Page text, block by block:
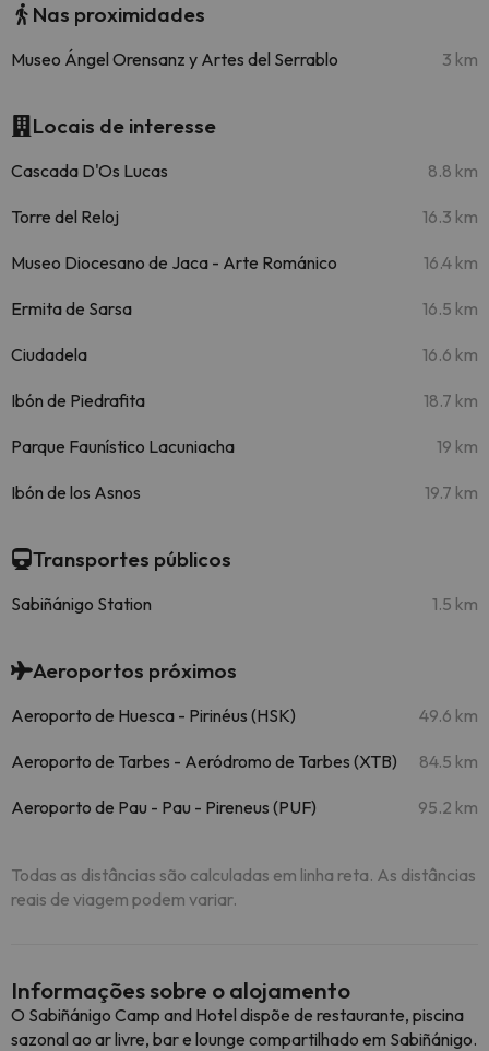
Nas proximidades
Museo Ángel Orensanz y Artes del Serrablo 3 km
Locais de interesse
Cascada D'Os Lucas 8.8 km
Torre del Reloj 16.3 km
Museo Diocesano de Jaca - Arte Románico 16.4 km
Ermita de Sarsa 16.5 km
Ciudadela 16.6 km
Ibón de Piedrafita 18.7 km
Parque Faunístico Lacuniacha 19 km
Ibón de los Asnos 19.7 km
Transportes públicos
Sabiñánigo Station 1.5 km
Aeroportos próximos
Aeroporto de Huesca - Pirinéus (HSK) 49.6 km
Aeroporto de Tarbes - Aeródromo de Tarbes (XTB) 84.5 km
Aeroporto de Pau - Pau - Pireneus (PUF) 95.2 km
Todas as distâncias são calculadas em linha reta. As distâncias
reais de viagem podem variar.
Informações sobre o alojamento
O Sabiñánigo Camp and Hotel dispõe de restaurante, piscina
sazonal ao ar livre, bar e lounge compartilhado em Sabiñánigo.